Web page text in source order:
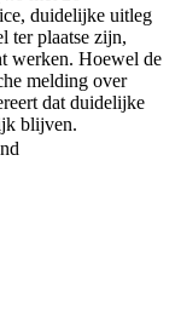
duidelijke uitleg
ter plaatse zijn,
werken. Hoewel de
melding over
dat duidelijke
blijven.